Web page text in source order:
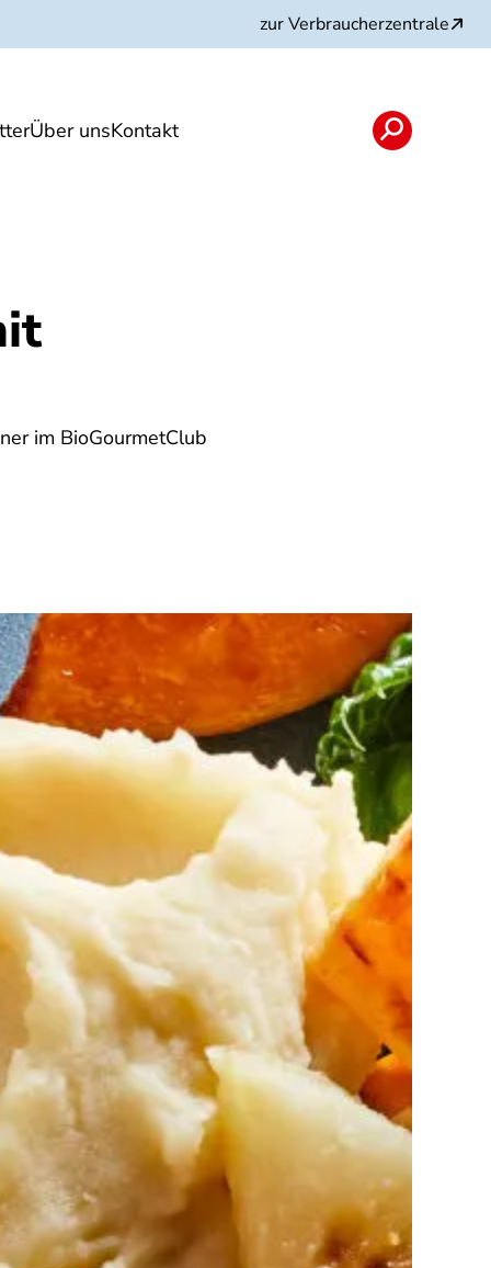
zur Verbraucherzentrale
Über unsKontakt
und Partner
im BioGourmetClub